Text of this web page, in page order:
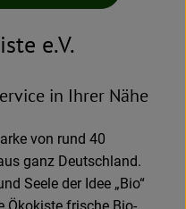
e.V.
in Ihrer Nähe
von rund 40
ganz Deutschland.
Seele der Idee „Bio“